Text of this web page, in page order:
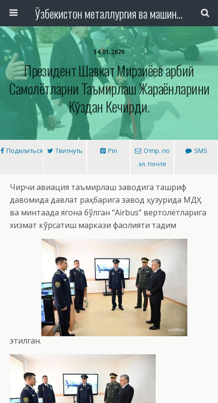
Ўзбекистон металлургия ва машинасозлик саноати тармоқлари ходимлари касаба уюшмаси Республика Кенгаши
14.01.2026
Президент Шавкат Мирзиёев Ҳарбий
Самолётларни Таъмирлаш Жараёнларини
Кўздан Кечирди.
Поделиться Твитнуть Pin
Отпр. по
эл. почте
SMS
Чирчиқ авиация таъмирлаш заводига ташриф
давомида давлат раҳбарига завод ҳузурида МДҲ
ва минтақада ягона бўлган “Airbus” вертолётларига
хизмат кўрсатиш маркази фаолияти тақдим
этилган.